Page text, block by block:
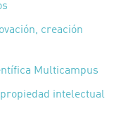
creación
Multicampus
intelectual